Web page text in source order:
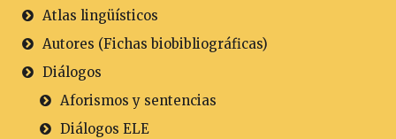
Atlas lingüísticos
Autores (Fichas biobibliográficas)
Diálogos
Aforismos y sentencias
Diálogos ELE